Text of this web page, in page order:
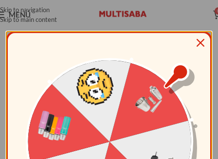
Skip to navigation
Skip to main content
MENÚ